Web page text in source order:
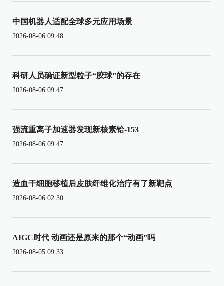
中国机器人适配全球多元应用场景
2026-08-06 09:48
科研人员确证新型粒子“胶球”的存在
2026-08-06 09:47
强流重离子加速器发现新核素铪-153
2026-08-06 09:47
造血干细胞移植后皮肤纤维化治疗有了新靶点
2026-08-06 02:30
AIGC时代 动画还是原来的那个“动画”吗
2026-08-05 09:33